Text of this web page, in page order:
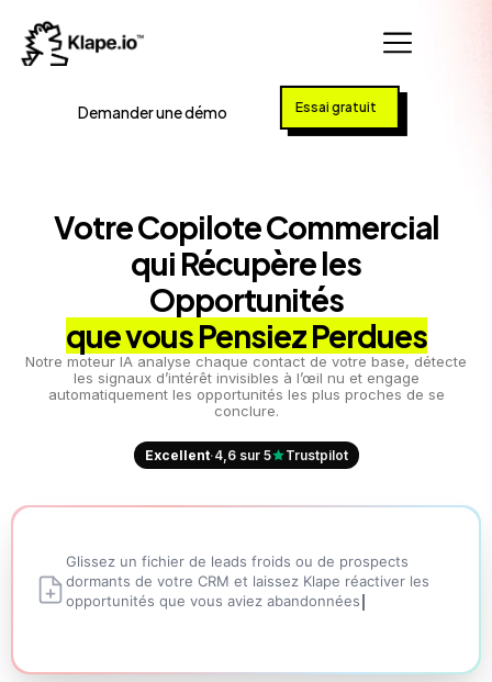
Demander une démo Essai gratuit
Votre Copilote Commercial
qui Récupère les
Opportunités
que vous Pensiez Perdues
Notre moteur IA analyse chaque contact de votre base, détecte
les signaux d’intérêt invisibles à l’œil nu et engage
automatiquement les opportunités les plus proches de se
conclure.
Excellent·4,6 sur 5 Trustpilot
Glissez un fichier de leads froids ou de prospects
dormants de votre CRM et laissez Klape réactiver les
opportunités que vous aviez abandonnées